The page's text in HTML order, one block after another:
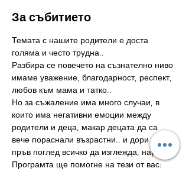
За събитието
Темата с нашите родители е доста
голяма и често трудна..
Разбира се повечето на съзнателно ниво
имаме уважение, благодарност, респект,
любов към мама и татко..
Но за съжаление има много случаи, в
които има негативни емоции между
родители и деца, макар децата да са
вече пораснали възрастни.. и дори на
пръв поглед всичко да изглежда, наред.
Програмта ще помогне на тези от вас: